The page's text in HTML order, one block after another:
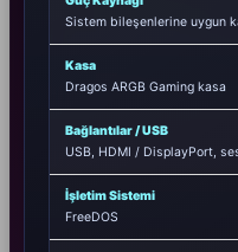
Sistem bileşenlerine uygun
Kasa
Dragos ARGB Gaming kasa
Bağlantılar / USB
USB, HDMI / DisplayPort,
İşletim Sistemi
FreeDOS